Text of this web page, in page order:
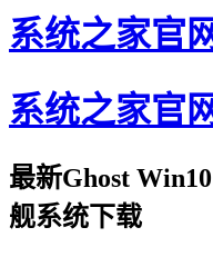
系统之家官
系统之家官
最新Ghost
舰系统下载